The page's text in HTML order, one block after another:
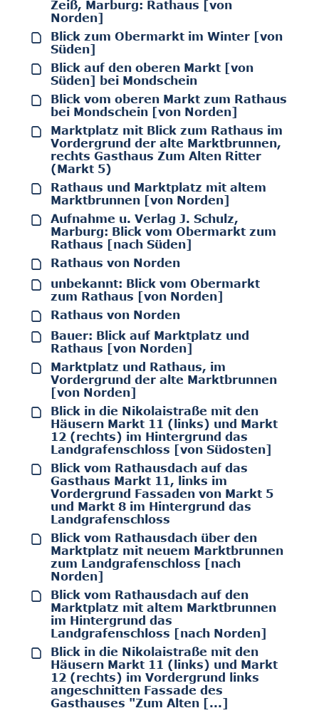
Zeiß, Marburg: Rathaus [von
Norden]
Blick zum Obermarkt im Winter [von
Süden]
Blick auf den oberen Markt [von
Süden] bei Mondschein
Blick vom oberen Markt zum Rathaus
bei Mondschein [von Norden]
Marktplatz mit Blick zum Rathaus im
Vordergrund der alte Marktbrunnen,
rechts Gasthaus Zum Alten Ritter
(Markt 5)
Rathaus und Marktplatz mit altem
Marktbrunnen [von Norden]
Aufnahme u. Verlag J. Schulz,
Marburg: Blick vom Obermarkt zum
Rathaus [nach Süden]
Rathaus von Norden
unbekannt: Blick vom Obermarkt
zum Rathaus [von Norden]
Rathaus von Norden
Bauer: Blick auf Marktplatz und
Rathaus [von Norden]
Marktplatz und Rathaus, im
Vordergrund der alte Marktbrunnen
[von Norden]
Blick in die Nikolaistraße mit den
Häusern Markt 11 (links) und Markt
12 (rechts) im Hintergrund das
Landgrafenschloss [von Südosten]
Blick vom Rathausdach auf das
Gasthaus Markt 11, links im
Vordergrund Fassaden von Markt 5
und Markt 8 im Hintergrund das
Landgrafenschloss
Blick vom Rathausdach über den
Marktplatz mit neuem Marktbrunnen
zum Landgrafenschloss [nach
Norden]
Blick vom Rathausdach auf den
Marktplatz mit altem Marktbrunnen
im Hintergrund das
Landgrafenschloss [nach Norden]
Blick in die Nikolaistraße mit den
Häusern Markt 11 (links) und Markt
12 (rechts) im Vordergrund links
angeschnitten Fassade des
Gasthauses "Zum Alten [...]